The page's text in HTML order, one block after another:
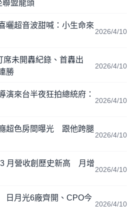
盟龍頭
超音波甜喊：小生命來
2026/4/10
席未開轟紀錄、首轟出
勝
2026/4/10
來台半夜狂拍總統府：
2026/4/10
超色房間曝光 跟他跨腿
2026/4/10
月營收創歷史新高 月增
2026/4/10
月光6廠齊開、CPO今
2026/4/10